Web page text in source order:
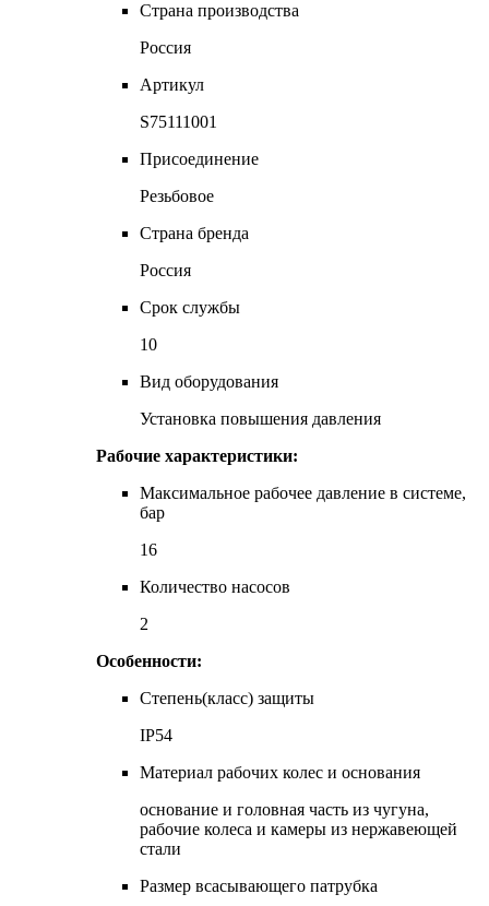
Страна производства
Россия
Артикул
S75111001
Присоединение
Резьбовое
Страна бренда
Россия
Срок службы
10
Вид оборудования
Установка повышения давления
Рабочие характеристики:
Максимальное рабочее давление в системе,
бар
16
Количество насосов
2
Особенности:
Степень(класс) защиты
IP54
Материал рабочих колес и основания
основание и головная часть из чугуна,
рабочие колеса и камеры из нержавеющей
стали
Размер всасывающего патрубка